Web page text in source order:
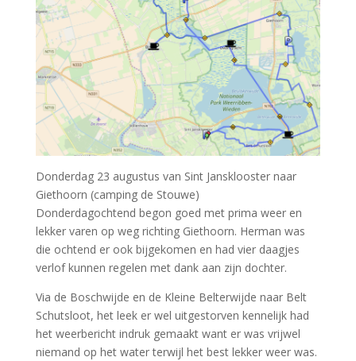
Donderdag 23 augustus van Sint Jansklooster naar
Giethoorn (camping de Stouwe)
Donderdagochtend begon goed met prima weer en
lekker varen op weg richting Giethoorn. Herman was
die ochtend er ook bijgekomen en had vier daagjes
verlof kunnen regelen met dank aan zijn dochter.
Via de Boschwijde en de Kleine Belterwijde naar Belt
Schutsloot, het leek er wel uitgestorven kennelijk had
het weerbericht indruk gemaakt want er was vrijwel
niemand op het water terwijl het best lekker weer was.